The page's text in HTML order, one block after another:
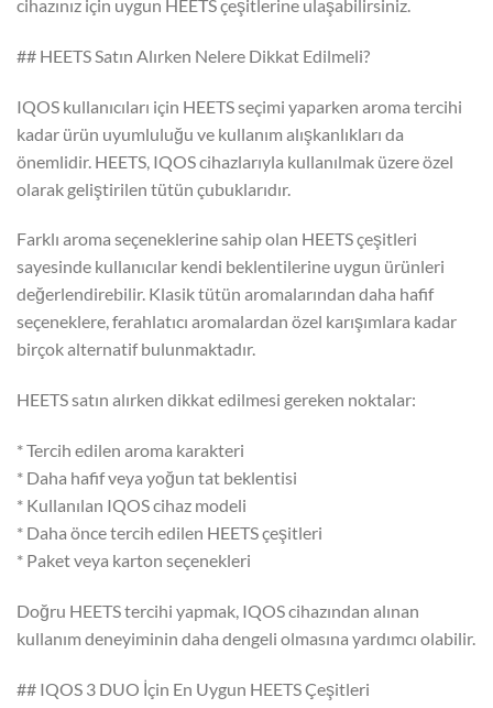
cihazınız için uygun HEETS çeşitlerine ulaşabilirsiniz.
## HEETS Satın Alırken Nelere Dikkat Edilmeli?
IQOS kullanıcıları için HEETS seçimi yaparken aroma tercihi
kadar ürün uyumluluğu ve kullanım alışkanlıkları da
önemlidir. HEETS, IQOS cihazlarıyla kullanılmak üzere özel
olarak geliştirilen tütün çubuklarıdır.
Farklı aroma seçeneklerine sahip olan HEETS çeşitleri
sayesinde kullanıcılar kendi beklentilerine uygun ürünleri
değerlendirebilir. Klasik tütün aromalarından daha hafif
seçeneklere, ferahlatıcı aromalardan özel karışımlara kadar
birçok alternatif bulunmaktadır.
HEETS satın alırken dikkat edilmesi gereken noktalar:
* Tercih edilen aroma karakteri
* Daha hafif veya yoğun tat beklentisi
* Kullanılan IQOS cihaz modeli
* Daha önce tercih edilen HEETS çeşitleri
* Paket veya karton seçenekleri
Doğru HEETS tercihi yapmak, IQOS cihazından alınan
kullanım deneyiminin daha dengeli olmasına yardımcı olabilir.
## IQOS 3 DUO İçin En Uygun HEETS Çeşitleri